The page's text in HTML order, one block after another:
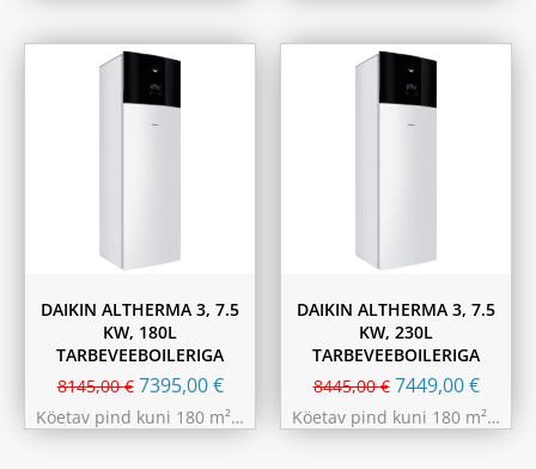
DAIKIN ALTHERMA 3, 7.5
KW, 180L
TARBEVEEBOILERIGA
8145,00€ 7395,00€
Köetav pind kuni 180 m²…
DAIKIN ALTHERMA 3, 7.5
KW, 230L
TARBEVEEBOILERIGA
8445,00€ 7449,00€
Köetav pind kuni 180 m²…